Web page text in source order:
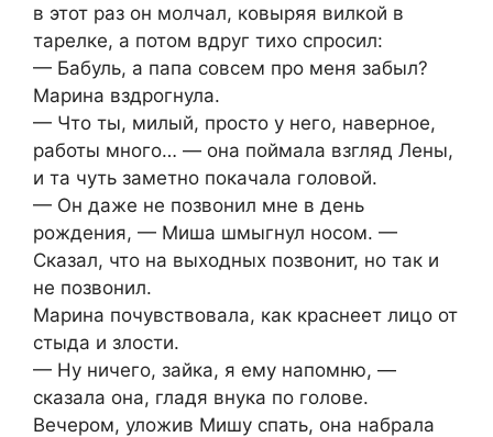
в этот раз он молчал, ковыряя вилкой в
тарелке, а потом вдруг тихо спросил:
— Бабуль, а папа совсем про меня забыл?
Марина вздрогнула.
— Что ты, милый, просто у него, наверное,
работы много… — она поймала взгляд Лены,
и та чуть заметно покачала головой.
— Он даже не позвонил мне в день
рождения, — Миша шмыгнул носом. —
Сказал, что на выходных позвонит, но так и
не позвонил.
Марина почувствовала, как краснеет лицо от
стыда и злости.
— Ну ничего, зайка, я ему напомню, —
сказала она, гладя внука по голове.
Вечером, уложив Мишу спать, она набрала